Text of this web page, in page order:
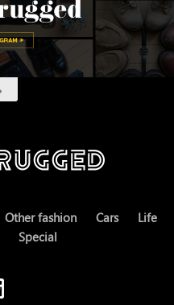
Other fashion Cars
Life
Special